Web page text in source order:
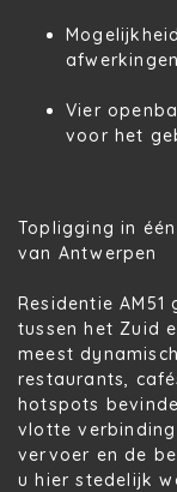
afwerkingen
Vier
voor het
Topligging in
van Antwerpen
Residentie
tussen het Zuid
meest
restaurants,
hotspots
vlotte
vervoer en de
u hier stedelijk